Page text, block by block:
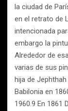
la ciudad de
en el retrato de
intencionada
embargo la
Alrededor de
varias de sus
hija de
Babilonia en
1960.9 En 1861